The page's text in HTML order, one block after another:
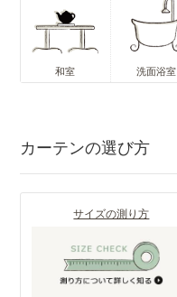
和室 洗面浴室
カーテンの選び方
サイズの測り方